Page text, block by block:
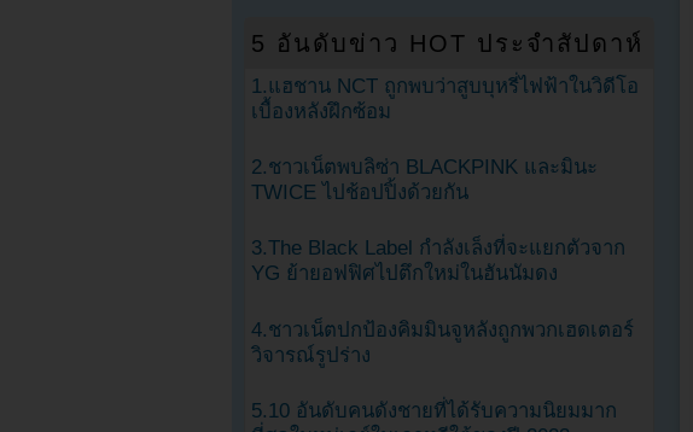
5 อันดับข่าว HOT ประจำสัปดาห์
1.แฮชาน NCT ถูกพบว่าสูบบุหรี่ไฟฟ้าในวิดีโอ
เบื้องหลังฝึกซ้อม
2.ชาวเน็ตพบลิซ่า BLACKPINK และมินะ
TWICE ไปช้อปปิ้งด้วยกัน
3.The Black Label กำลังเล็งที่จะแยกตัวจาก
YG ย้ายอฟฟิศไปตึกใหม่ในฮันนัมดง
4.ชาวเน็ตปกป้องคิมมินจูหลังถูกพวกเฮดเตอร์
วิจารณ์รูปร่าง
5.10 อันดับคนดังชายที่ได้รับความนิยมมาก